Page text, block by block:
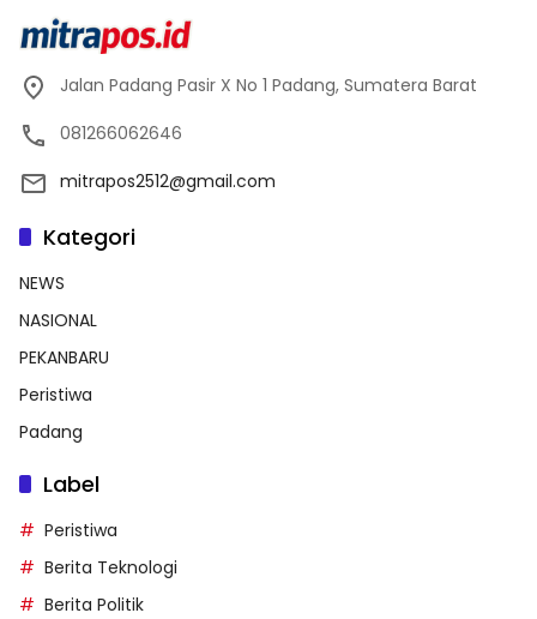
Jalan Padang Pasir X No 1 Padang, Sumatera Barat
081266062646
mitrapos2512@gmail.com
Kategori
NEWS
NASIONAL
PEKANBARU
Peristiwa
Padang
Label
Peristiwa
Berita Teknologi
Berita Politik